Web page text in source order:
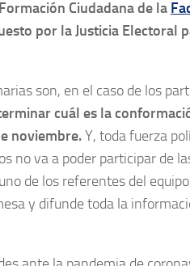
Formación Ciudadana de la
por la Justicia Electoral
son, en el caso de los
cuál es la
noviembre.Y, toda fuerza
no va a poder participar de
de los referentes del
y difunde toda la